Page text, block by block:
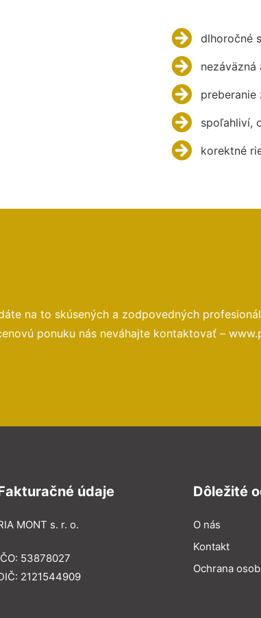
dlhoročné
spoľahliví,
korektné
na to skúsených a zodpovedných
ponuku nás neváhajte kontaktovať –
údaje
MONT s. r. o.
53878027
2121544909
Dôležité
O nás
Kontakt
Ochrana